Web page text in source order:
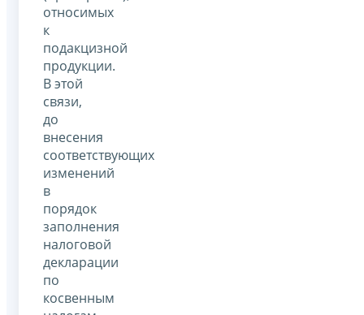
относимых
к
подакцизной
продукции.
В этой
связи,
до
внесения
соответствующих
изменений
в
порядок
заполнения
налоговой
декларации
по
косвенным